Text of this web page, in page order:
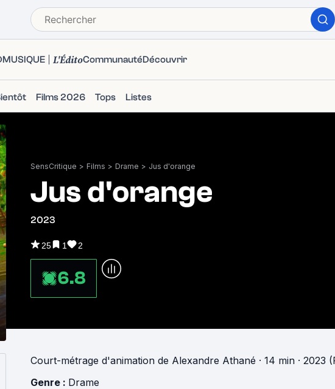
MUSIQUE L'ÉditoCommunautéDécouvrir
Films 2026 Tops Listes
SensCritique > Films > Drame > Jus d'orange
Jus d'orange
2023
25 1 2
6.8
Court-métrage d'animation de Alexandre Athané · 14 min · 2023
Genre : Drame